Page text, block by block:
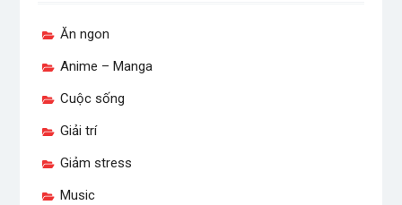
Ăn ngon
Anime – Manga
Cuộc sống
Giải trí
Giảm stress
Music